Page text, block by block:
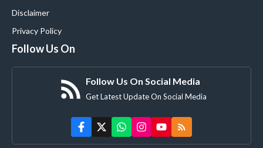
Disclaimer
Privacy Policy
Follow Us On
Follow Us On Social Media
Get Latest Update On Social Media